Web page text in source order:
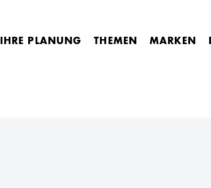
IHRE PLANUNG THEMEN MARKEN